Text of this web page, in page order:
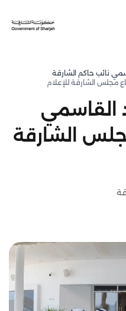
نائب حاكم الشارقة
مجلس الشارقة للإعلام
القاسمي
الشارقة